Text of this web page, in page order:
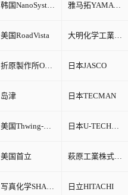
韩国NanoSystem 雅马拓YAMATO
美国RoadVista 大明化学工業株式会社
折原製作所ORIHARA 日本JASCO
岛津 日本TECMAN
美国Thwing-Albert 日本U-TECHNOLOGY
美国首立 萩原工業株式会社HAGIHARA
写真化学SHASHIN KAGAKU 日立HITACHI